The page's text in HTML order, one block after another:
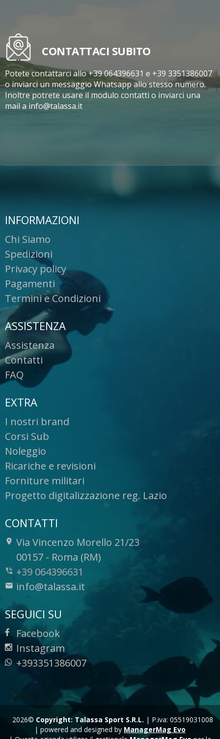
CONTATTACI SUBITO
Potete contattarci allo +39 064396631 e +39 3351386007
o inviarci un messaggio Whatsapp allo stesso numero.
Inoltre potrete usare il modulo contatti o inviarci una
mail a info@talassa.it
INFORMAZIONI
Chi Siamo
Spedizioni
Privacy policy
Pagamenti
Termini e Condizioni
ASSISTENZA
Assistenza
Contatti
FAQ
EXTRA
I nostri brand
Corsi Sub
Noleggio
Ricariche e revisioni
Forniture militari
Progetto digitalizzazione reg. Lazio
CONTATTI
Via Vincenzo Morello 21/23
-
00157 - Roma (RM)
+39 064396631
info@talassa.it
SEGUICI SU
Facebook
Instagram
+393351386007
2026© Copyright: Talassa Sport S.R.L. | P.iva: 05519031008
| powered and designed by ManagerMag Evo